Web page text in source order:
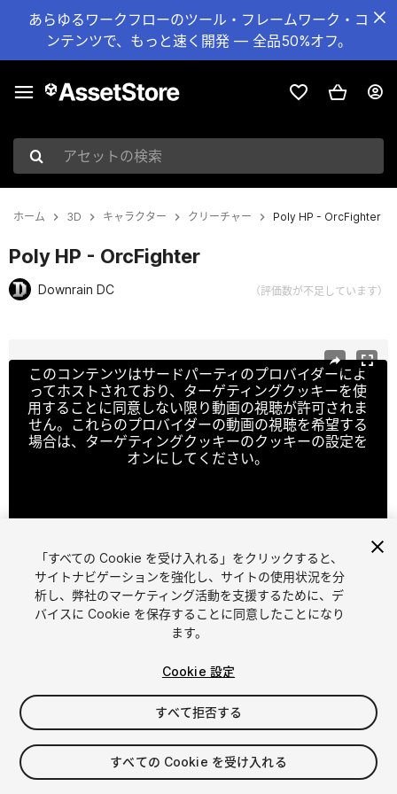
あらゆるワークフローのツール・フレームワーク・コ
ンテンツで、もっと速く開発 — 全品50%オフ。
アセットの検索
ホーム 3D キャラクター クリーチャー Poly HP - OrcFighter
Poly HP - OrcFighter
Downrain DC （評価数が不足しています）
このコンテンツはサードパーティのプロバイダーによ
ってホストされており、ターゲティングクッキーを使
用することに同意しない限り動画の視聴が許可されま
せん。これらのプロバイダーの動画の視聴を希望する
場合は、ターゲティングクッキーのクッキーの設定を
オンにしてください。
1 /6
$8.99
消費税は決済時に計算されます
「すべての Cookie を受け入れる」をクリックすると、
サイトナビゲーションを強化し、サイトの使用状況を分
析し、弊社のマーケティング活動を支援するために、デ
バイスに Cookie を保存することに同意したことになり
ます。
Cookie 設定
すべて拒否する
すべての Cookie を受け入れる